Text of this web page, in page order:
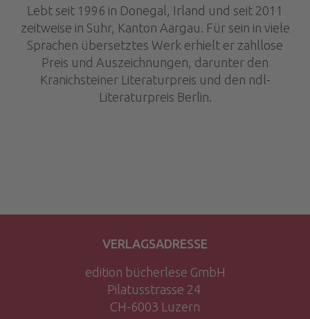
Lebt seit 1996 in Donegal, Irland und seit 2011
zeitweise in Suhr, Kanton Aargau. Für sein in viele
Sprachen übersetztes Werk erhielt er zahllose
Preis und Auszeichnungen, darunter den
Kranichsteiner Literaturpreis und den ndl-
Literaturpreis Berlin.
VERLAGSADRESSE
edition bücherlese GmbH
Pilatusstrasse 24
CH-6003 Luzern